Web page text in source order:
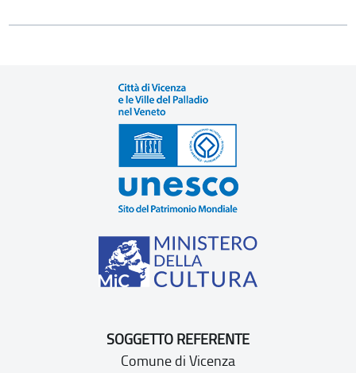
SOGGETTO REFERENTE
Comune di Vicenza